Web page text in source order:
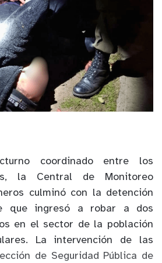
coordinado entre los
la Central de Monitoreo
culminó con la detención
que ingresó a robar a dos
en el sector de la población
La intervención de las
de Seguridad Pública de